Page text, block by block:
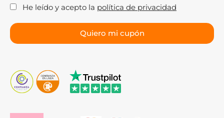
He leído y acepto la política de privacidad